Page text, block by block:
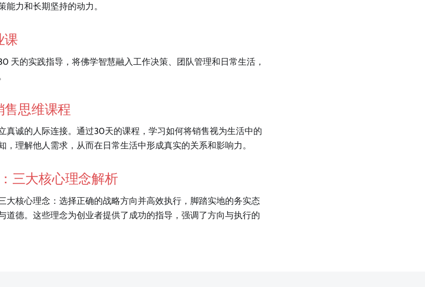
能力和长期坚持的动力。
课
天的实践指导，将佛学智慧融入工作决策、团队管理和日常生活，
思维课程
真诚的人际连接。通过30天的课程，学习如何将销售视为生活中的
，理解他人需求，从而在日常生活中形成真实的关系和影响力。
三大核心理念解析
大核心理念：选择正确的战略方向并高效执行，脚踏实地的务实态
道德。这些理念为创业者提供了成功的指导，强调了方向与执行的